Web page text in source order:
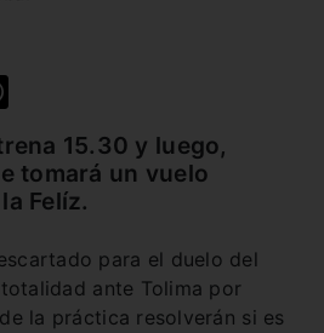
15.30 y luego,
tomará un vuelo
Felíz.
para el duelo del
ante Tolima por
la práctica resolverán si es